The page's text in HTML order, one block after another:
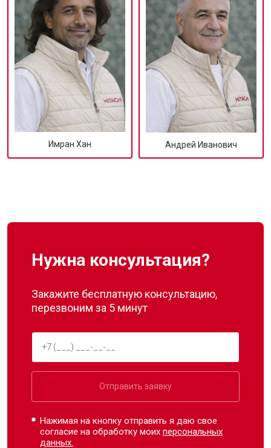
Имран Хан Андрей Иванович
Нужна консультация?
Закажите бесплатную консультацию,
перезвоним за 5 минут
Отправить заявку
Нажимая на кнопку отправить я даю свое
согласие на обработку моихперсональных
данных.